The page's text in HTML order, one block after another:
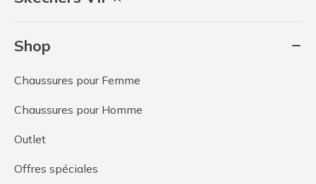
Shop
Chaussures pour Femme
Chaussures pour Homme
Outlet
Offres spéciales